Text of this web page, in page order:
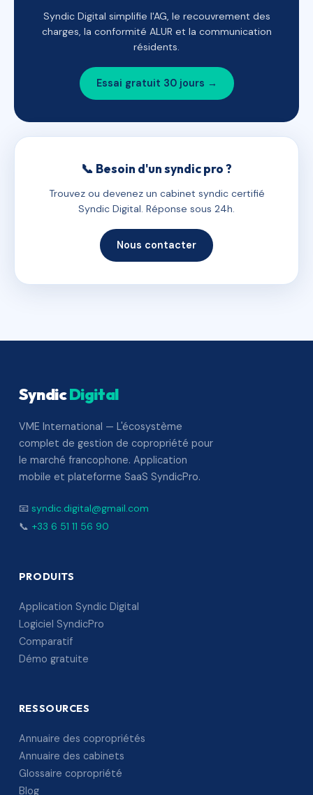
Syndic Digital simplifie l'AG, le recouvrement des
charges, la conformité ALUR et la communication
résidents.
Essai gratuit 30 jours →
📞 Besoin d'un syndic pro ?
Trouvez ou devenez un cabinet syndic certifié
Syndic Digital. Réponse sous 24h.
Nous contacter
SyndicDigital
VME International — L'écosystème
complet de gestion de copropriété pour
le marché francophone. Application
mobile et plateforme SaaS SyndicPro.
📧 syndic.digital@gmail.com
📞 +33 6 51 11 56 90
PRODUITS
Application Syndic Digital
Logiciel SyndicPro
Comparatif
Démo gratuite
RESSOURCES
Annuaire des copropriétés
Annuaire des cabinets
Glossaire copropriété
Blog